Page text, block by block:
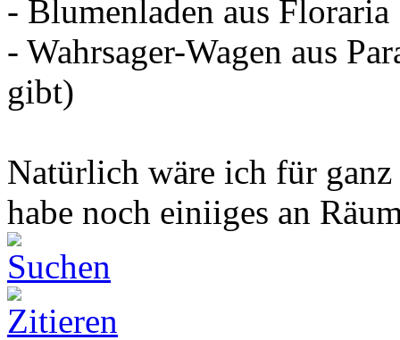
- Blumenladen aus Floraria
- Wahrsager-Wagen aus
gibt)
Natürlich wäre ich für
habe noch einiiges an